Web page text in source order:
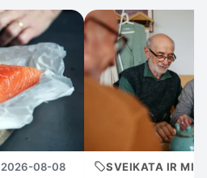
2026-08-08 SVEIKATA IR